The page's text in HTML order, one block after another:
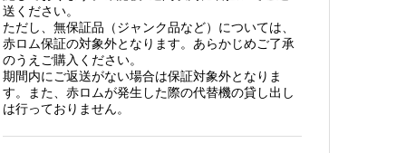
送ください。
ただし、無保証品（ジャンク品など）については、
赤ロム保証の対象外となります。あらかじめご了承
のうえご購入ください。
期間内にご返送がない場合は保証対象外となりま
す。また、赤ロムが発生した際の代替機の貸し出し
は行っておりません。